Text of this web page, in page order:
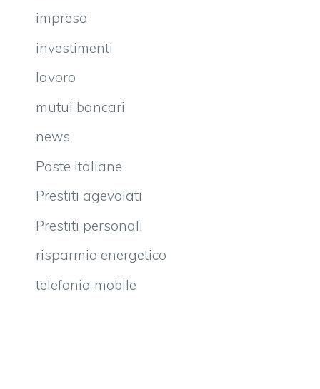
impresa
investimenti
lavoro
mutui bancari
news
Poste italiane
Prestiti agevolati
Prestiti personali
risparmio energetico
telefonia mobile